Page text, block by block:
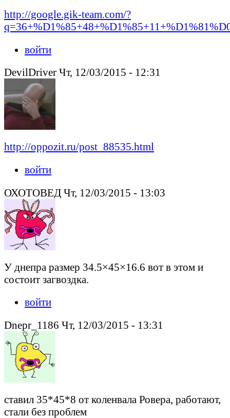
http://google.gik-team.com/?
войти
DevilDriver Чт, 12/03/2015 - 12:31
http://oppozit.ru/post_88535.html
войти
ОХОТОВЕД Чт, 12/03/2015 - 13:03
У днепра размер 34.5×45×16.6 вот в этом и
состоит загвоздка.
войти
Dnepr_1186 Чт, 12/03/2015 - 13:31
ставил 35*45*8 от коленвала Ровера, работают,
стали без проблем